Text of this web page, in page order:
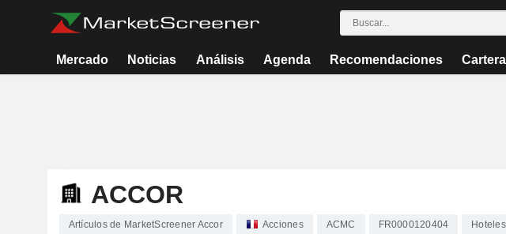
Mercado Noticias Análisis Agenda Recomendaciones
ACCOR
Artículos de MarketScreener Accor Acciones ACMC FR0000120404